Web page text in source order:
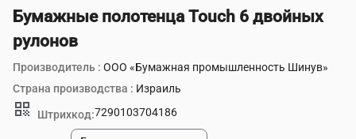
Бумажные полотенца Touch 6 двойных
рулонов
Производитель : ООО «Бумажная промышленность Шинув»
Страна производства : Израиль
qr_code Штрихкод:7290103704186